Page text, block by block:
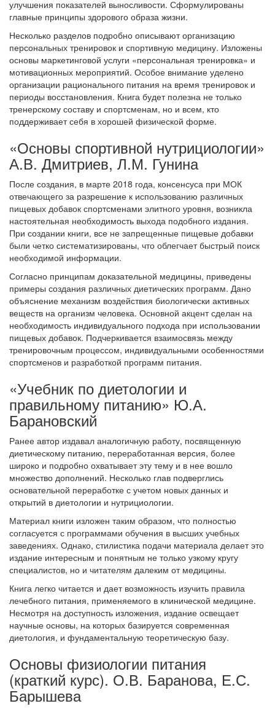
улучшения показателей выносливости. Сформулированы
главные принципы здорового образа жизни.
Несколько разделов подробно описывают организацию
персональных тренировок и спортивную медицину. Изложены
основы маркетинговой услуги «персональная тренировка» и
мотивационных мероприятий. Особое внимание уделено
организации рационального питания на время тренировок и
периоды восстановления. Книга будет полезна не только
тренерскому составу и спортсменам, но и всем, кто
поддерживает себя в хорошей физической форме.
«Основы спортивной нутрициологии»
А.В. Дмитриев, Л.М. Гунина
После создания, в марте 2018 года, консенсуса при МОК
отвечающего за разрешение к использованию различных
пищевых добавок спортсменами элитного уровня, возникла
настоятельная необходимость выхода подобного издания.
При создании книги, все не запрещенные пищевые добавки
были четко систематизированы, что облегчает быстрый поиск
необходимой информации.
Согласно принципам доказательной медицины, приведены
примеры создания различных диетических программ. Дано
объяснение механизм воздействия биологически активных
веществ на организм человека. Основной акцент сделан на
необходимость индивидуального подхода при использовании
пищевых добавок. Подчеркивается взаимосвязь между
тренировочным процессом, индивидуальными особенностями
спортсменов и разработкой программ питания.
«Учебник по диетологии и
правильному питанию» Ю.А.
Барановский
Ранее автор издавал аналогичную работу, посвященную
диетическому питанию, переработанная версия, более
широко и подробно охватывает эту тему и в нее вошло
множество дополнений. Несколько глав подверглись
основательной переработке с учетом новых данных и
открытий в диетологии и нутрициологии.
Материал книги изложен таким образом, что полностью
согласуется с программами обучения в высших учебных
заведениях. Однако, стилистика подачи материала делает это
издание интересным и понятным не только узкому кругу
специалистов, но и читателям далеким от медицины.
Книга легко читается и дает возможность изучить правила
лечебного питания, применяемого в клинической медицине.
Несмотря на доступность изложения, издание освещает
научные основы, на которых базируется современная
диетология, и фундаментальную теоретическую базу.
Основы физиологии питания
(краткий курс). О.В. Баранова, Е.С.
Барышева